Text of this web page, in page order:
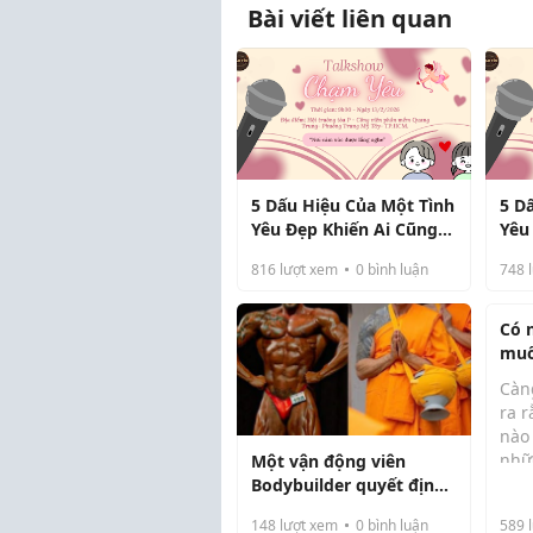
Bài viết liên quan
5 Dấu Hiệu Của Một Tình
Yêu Đẹp Khiến Ai Cũng
816 lượt xem 0 bình luận
5
748
Một vận động viên
Bodybuilder quyết định
148 lượt xem 0 bình luận
Có
ra
589